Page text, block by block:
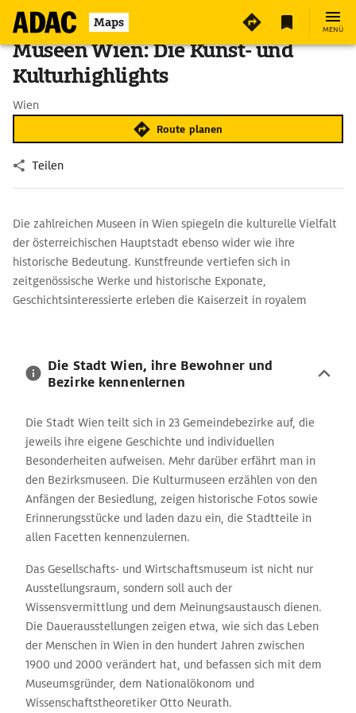
Maps MENÜ
Museen Wien: Die Kunst- und
Kulturhighlights
Wien
Route planen
Teilen
Die zahlreichen Museen in Wien spiegeln die kulturelle Vielfalt
der österreichischen Hauptstadt ebenso wider wie ihre
historische Bedeutung. Kunstfreunde vertiefen sich in
zeitgenössische Werke und historische Exponate,
Geschichtsinteressierte erleben die Kaiserzeit in royalem
Die Stadt Wien, ihre Bewohner und
Bezirke kennenlernen
Die Stadt Wien teilt sich in 23 Gemeindebezirke auf, die
jeweils ihre eigene Geschichte und individuellen
Besonderheiten aufweisen. Mehr darüber erfährt man in
den Bezirksmuseen. Die Kulturmuseen erzählen von den
Anfängen der Besiedlung, zeigen historische Fotos sowie
Erinnerungsstücke und laden dazu ein, die Stadtteile in
allen Facetten kennenzulernen.
Das Gesellschafts- und Wirtschaftsmuseum ist nicht nur
Ausstellungsraum, sondern soll auch der
Wissensvermittlung und dem Meinungsaustausch dienen.
Die Dauerausstellungen zeigen etwa, wie sich das Leben
der Menschen in Wien in den hundert Jahren zwischen
1900 und 2000 verändert hat, und befassen sich mit dem
Museumsgründer, dem Nationalökonom und
Wissenschaftstheoretiker Otto Neurath.